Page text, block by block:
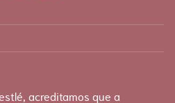
Materna
Recursos
acreditamos que a